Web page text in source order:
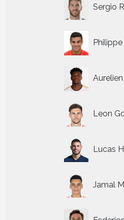
Sergio
Leon
Lucas
Jamal